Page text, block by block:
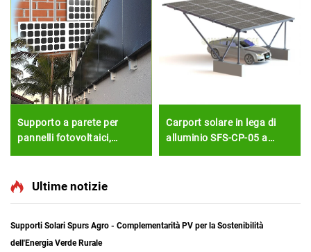
Supporto a parete per
pannelli fotovoltaici,
sistema di rack solare,
parete, installazione
Carport solare in lega di
alluminio SFS-CP-05 a
singola fila
Ultime notizie
Supporti Solari Spurs Agro - Complementarità PV per la Sostenibilità
dell'Energia Verde Rurale